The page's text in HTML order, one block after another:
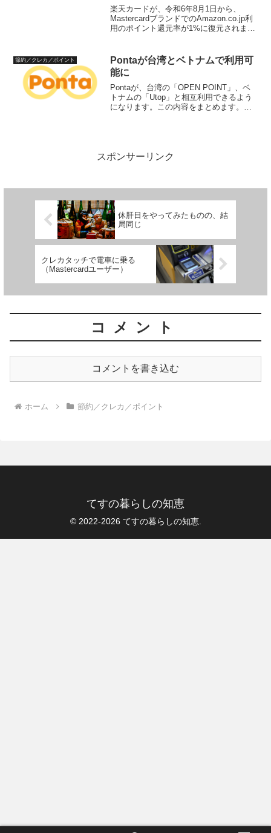
楽天カードが、令和6年8月1日から、
MastercardブランドでのAmazon.co.jp利
用のポイント還元率が1%に復元されま
｜楽天カード (rakute...
節約／クレカ／ポイント
Pontaが台湾とベトナムで利用可
能に
Pontaが、台湾の「OPEN POINT」、ベ
トナムの「Utop」と相互利用できるよう
になります。この内容をまとめます。出
スポンサーリンク
休肝日をやってみたものの、結
局同じ
クレカタッチで電車に乗る
（Mastercardユーザー）
コメント
コメントを書き込む
ホーム 節約／クレカ／ポイント
てすの暮らしの知恵
© 2022-2026 てすの暮らしの知恵.